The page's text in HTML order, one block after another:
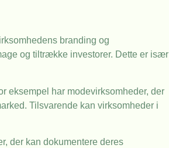
branding og
og tiltrække investorer. Dette er især
eksempel har modevirksomheder, der
Tilsvarende kan virksomheder i
der kan dokumentere deres